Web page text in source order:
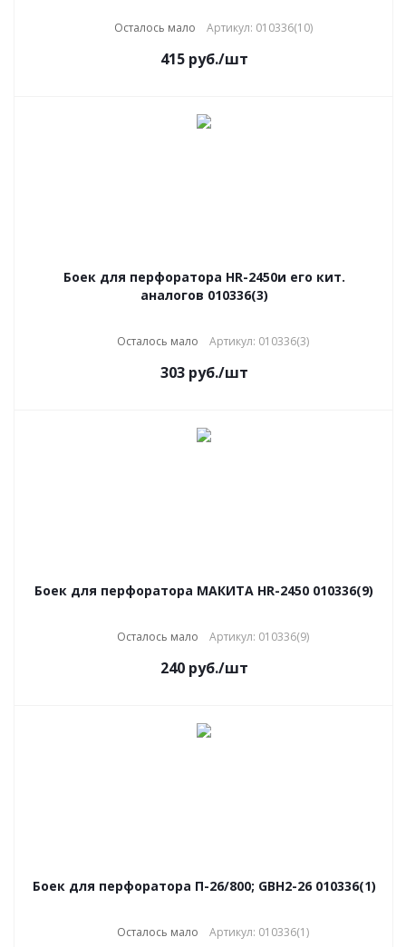
Осталось мало Артикул: 010336(10)
415руб./шт
Боек для перфоратора HR-2450и его кит.
аналогов 010336(3)
Осталось мало Артикул: 010336(3)
303руб./шт
Боек для перфоратора МАКИТА HR-2450 010336(9)
Осталось мало Артикул: 010336(9)
240руб./шт
Боек для перфоратора П-26/800; GBH2-26 010336(1)
Осталось мало Артикул: 010336(1)